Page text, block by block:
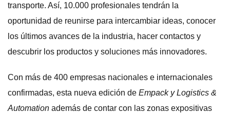
transporte. Así, 10.000 profesionales tendrán la
oportunidad de reunirse para intercambiar ideas, conocer
los últimos avances de la industria, hacer contactos y
descubrir los productos y soluciones más innovadores.
Con más de 400 empresas nacionales e internacionales
confirmadas, esta nueva edición de Empack y Logistics &
Automation además de contar con las zonas expositivas